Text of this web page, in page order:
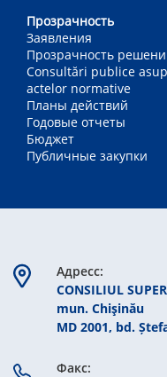
Прозрачность
Заявления
Прозрачность
Consultări publice
actelor normative
Планы действий
Годовые отчеты
Бюджет
Публичные закупки
Aдресс:
CONSILIUL
mun. Chişinău
MD 2001, bd.
Факс: